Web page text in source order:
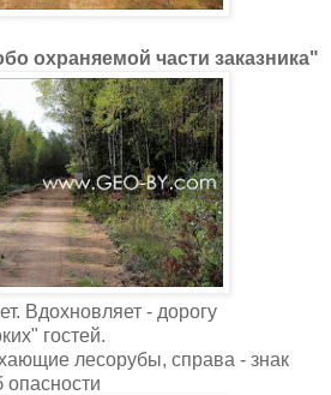
охраняемой части заказника"
Вдохновляет - дорогу
гостей.
лесорубы, справа - знак